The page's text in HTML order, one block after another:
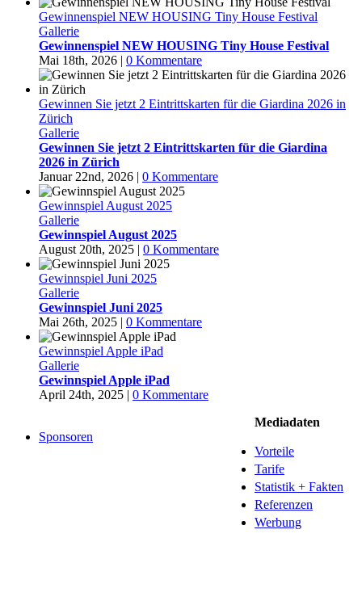
Gewinnenspiel NEW HOUSING Tiny House Festival
Gallerie
Gewinnenspiel NEW HOUSING Tiny House Festival
Mai 18th, 2026 | 0 Kommentare
Gewinnen Sie jetzt 2 Eintrittskarten für die Giardina 2026 in
Zürich
Gallerie
Gewinnen Sie jetzt 2 Eintrittskarten für die Giardina
2026 in Zürich
Januar 22nd, 2026 | 0 Kommentare
Gewinnspiel August 2025
Gallerie
Gewinnspiel August 2025
August 20th, 2025 | 0 Kommentare
Gewinnspiel Juni 2025
Gallerie
Gewinnspiel Juni 2025
Mai 26th, 2025 | 0 Kommentare
Gewinnspiel Apple iPad
Gallerie
Gewinnspiel Apple iPad
April 24th, 2025 | 0 Kommentare
Sponsoren
Mediadaten
Vorteile
Tarife
Statistik + Fakten
Referenzen
Werbung